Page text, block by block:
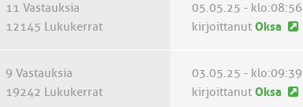
i
i
e
i
n
i
e
11 Vastauksia
12145 Lukukerrat
05.05.25 - klo:08:56
kirjoittanut Oksa
U
i
n
9 Vastauksia
19242 Lukukerrat
03.05.25 - klo:09:39
kirjoittanut Oksa
U